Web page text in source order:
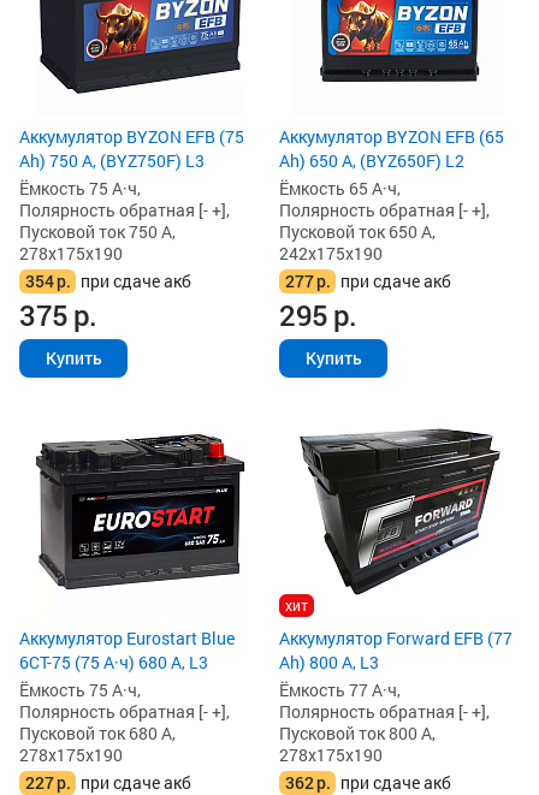
Аккумулятор BYZON EFB (75
Ah) 750 А, (BYZ750F) L3
Ёмкость 75 А·ч,
Полярность обратная [- +],
Пусковой ток 750 А,
278x175x190
354р. при сдаче акб
375р.
Купить
Аккумулятор BYZON EFB (65
Ah) 650 А, (BYZ650F) L2
Ёмкость 65 А·ч,
Полярность обратная [- +],
Пусковой ток 650 А,
242x175x190
277р. при сдаче акб
295р.
Купить
Аккумулятор Eurostart Blue
6CT-75 (75 А·ч) 680 А, L3
Ёмкость 75 А·ч,
Полярность обратная [- +],
Пусковой ток 680 А,
278x175x190
227р. при сдаче акб
хит
Аккумулятор Forward EFB (77
Ah) 800 А, L3
Ёмкость 77 А·ч,
Полярность обратная [- +],
Пусковой ток 800 А,
278x175x190
362р. при сдаче акб